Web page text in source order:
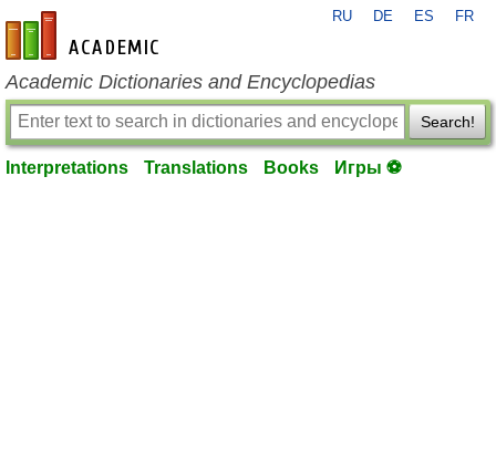
en-academic.com
RU DE ES FR
Academic Dictionaries and Encyclopedias
Search!
Interpretations Translations Books Игры ⚽